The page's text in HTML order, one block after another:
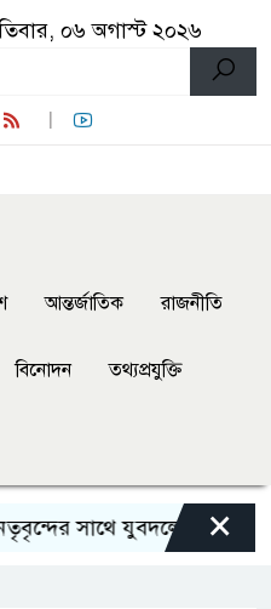
০৬ অগাস্ট ২০২৬
আন্তর্জাতিক রাজনীতি
বিনোদন তথ্যপ্রযুক্তি
সাথে যুবদলের সাবেক×